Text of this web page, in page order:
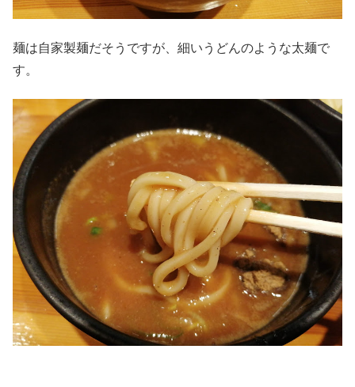
麺は自家製麺だそうですが、細いうどんのような太麺で
す。